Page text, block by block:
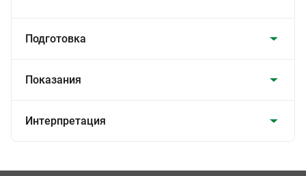
Подготовка
Показания
Интерпретация